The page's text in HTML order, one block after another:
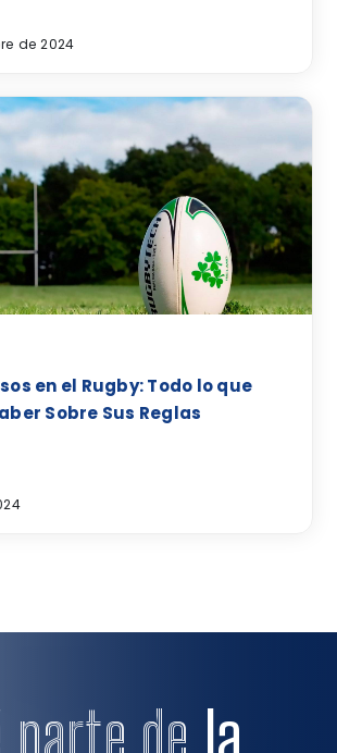
de 2024
en el Rugby: Todo lo que
Sobre Sus Reglas
parte de la